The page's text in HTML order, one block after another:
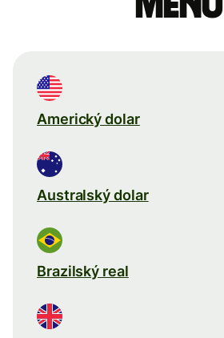
Americký dolar
Australský dolar
Brazilský real